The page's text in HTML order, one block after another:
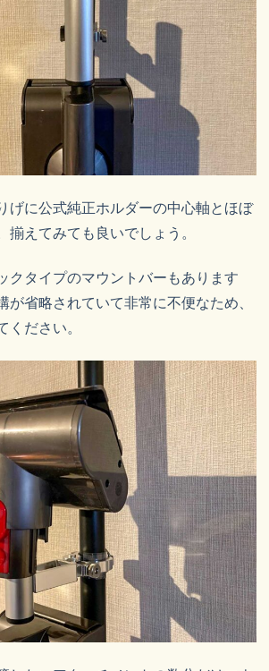
げに公式純正ホルダーの中心軸とほぼ
揃えてみても良いでしょう。
クタイプのマウントバーもあります
が省略されていて非常に不便なため、
ください。